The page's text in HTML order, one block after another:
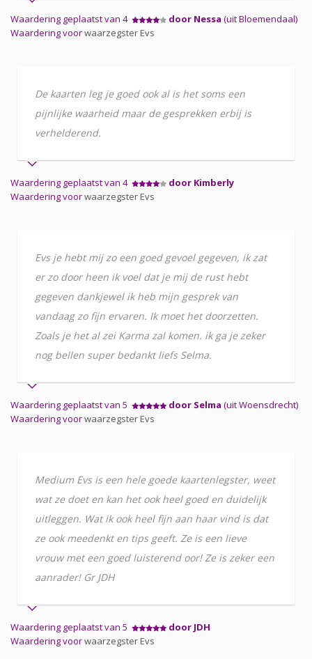
Waardering geplaatst van 4 door Nessa (uit Bloemendaal)
Waardering voorwaarzegster Evs
De kaarten leg je goed ook al is het soms een
pijnlijke waarheid maar de gesprekken erbij is
verhelderend.
Waardering geplaatst van 4
door Kimberly
Waardering voorwaarzegster Evs
Evs je hebt mij zo een goed gevoel gegeven, ik zat
er zo door heen ik voel dat je mij de rust hebt
gegeven dankjewel ik heb mijn gesprek van
vandaag zo fijn ervaren. Ik moet het doorzetten.
Zoals je het al zei Karma zal komen. ik ga je zeker
nog bellen super bedankt liefs Selma.
Waardering geplaatst van 5 door Selma (uit Woensdrecht)
Waardering voorwaarzegster Evs
Medium Evs is een hele goede kaartenlegster, weet
wat ze doet en kan het ook heel goed en duidelijk
uitleggen. Wat ik ook heel fijn aan haar vind is dat
ze ook meedenkt en tips geeft. Ze is een lieve
vrouw met een goed luisterend oor! Ze is zeker een
aanrader! Gr JDH
Waardering geplaatst van 5
door JDH
Waardering voorwaarzegster Evs